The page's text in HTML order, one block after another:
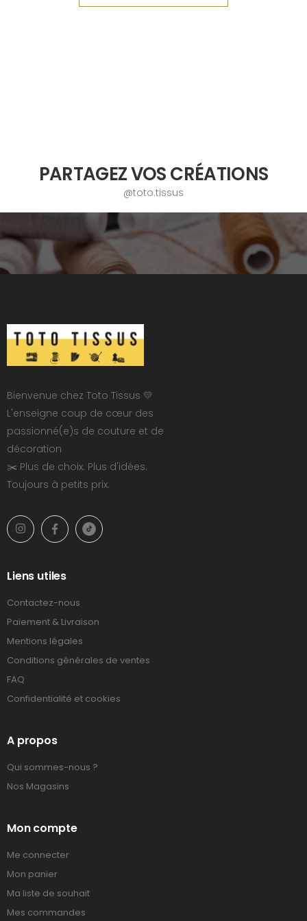
PARTAGEZ VOS CRÉATIONS
@toto.tissus
Bienvenue chez Toto Tissus 💛
L'enseigne coup de cœur des
passionné(e)s de couture et de
décoration
✂️ Plus de choix. Plus d'idées.
Toujours à petits prix.
Liens utiles
Contactez-nous
Paiement & Livraison
Mentions légales
Conditions générales de ventes
FAQ
Confidentialité et cookies
A propos
Qui sommes-nous ?
Nos Magasins
Mon compte
Me connecter
Mon panier
Ma liste de souhait
Mes commandes